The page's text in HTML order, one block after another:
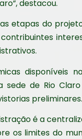
destacou.
etapas do
disponíveis
sede de Rio
preliminares.
é a
os limites do